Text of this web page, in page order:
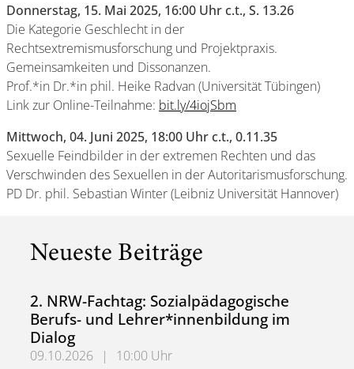
Donnerstag, 15. Mai 2025, 16:00 Uhr c.t., S. 13.26
Die Kategorie Geschlecht in der
Rechtsextremismusforschung und Projektpraxis.
Gemeinsamkeiten und Dissonanzen.
Prof.*in Dr.*in phil. Heike Radvan (Universität Tübingen)
Link zur Online-Teilnahme: bit.ly/4iojSbm
Mittwoch, 04. Juni 2025, 18:00 Uhr c.t., 0.11.35
Sexuelle Feindbilder in der extremen Rechten und das
Verschwinden des Sexuellen in der Autoritarismusforschung.
PD Dr. phil. Sebastian Winter (Leibniz Universität Hannover)
Neueste Beiträge
2. NRW-Fachtag: Sozialpädagogische
Berufs- und Lehrer*innenbildung im
Dialog
09.10.2026 |
10:00 Uhr